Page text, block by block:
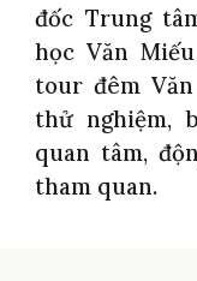
đốc Trung
học Văn
tour đêm
thử nghiệm,
quan tâm,
tham quan.